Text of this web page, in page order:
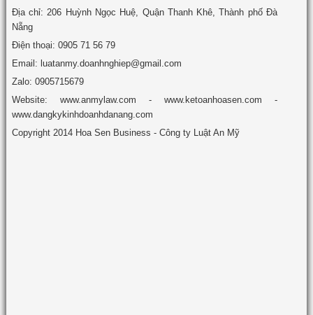
Địa chỉ: 206 Huỳnh Ngọc Huệ, Quận Thanh Khê, Thành phố Đà
Nẵng
Điện thoại: 0905 71 56 79
Email: luatanmy.doanhnghiep@gmail.com
Zalo: 0905715679
Website: www.anmylaw.com - www.ketoanhoasen.com -
www.dangkykinhdoanhdanang.com
Copyright 2014 Hoa Sen Business - Công ty Luật An Mỹ